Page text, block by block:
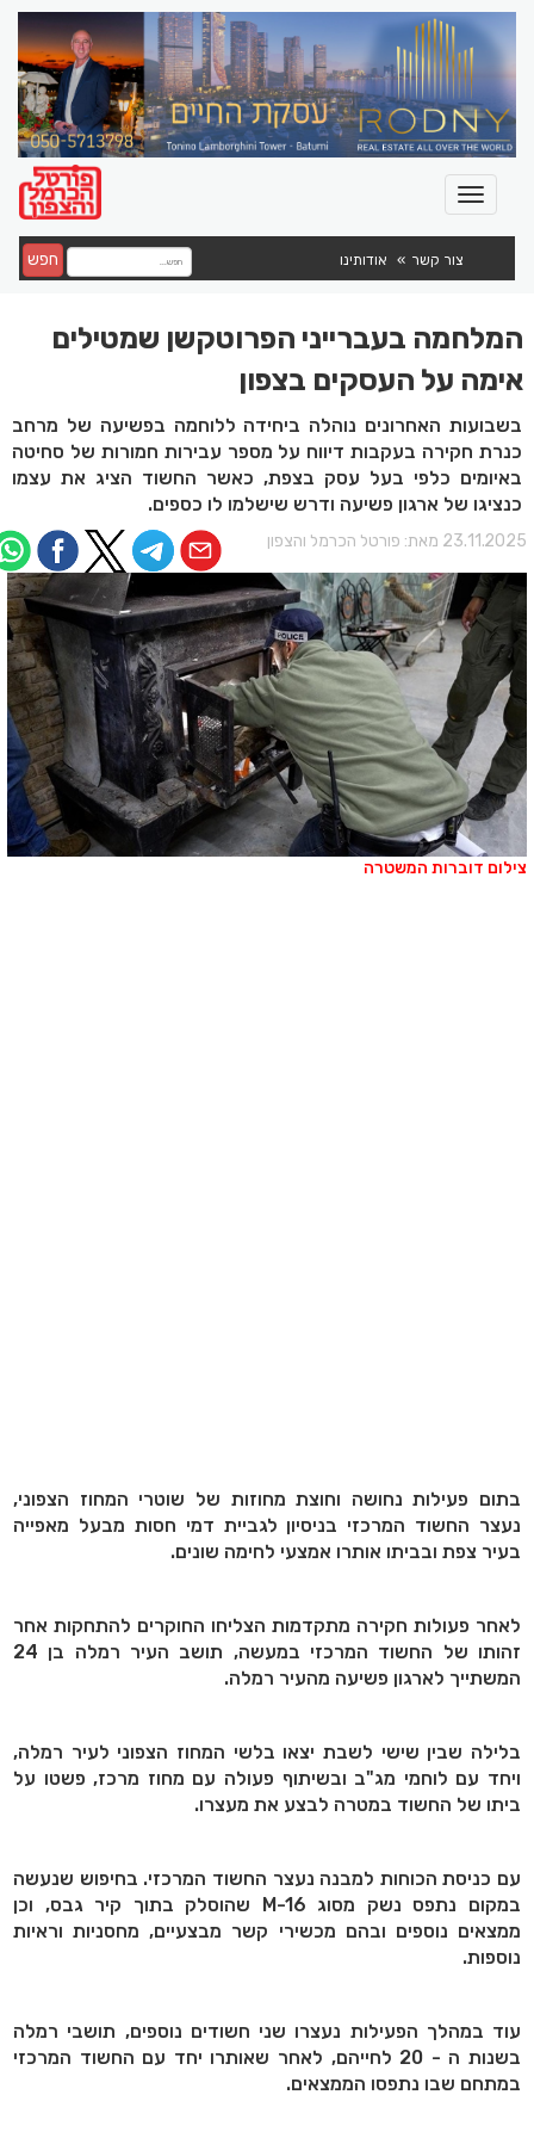
צור קשר אודותינו חפש
המלחמה בעברייני הפרוטקשן שמטילים
אימה על העסקים בצפון
בשבועות האחרונים נוהלה ביחידה ללוחמה בפשיעה של מרחב
כנרת חקירה בעקבות דיווח על מספר עבירות חמורות של סחיטה
באיומים כלפי בעל עסק בצפת, כאשר החשוד הציג את עצמו
כנציגו של ארגון פשיעה ודרש שישלמו לו כספים.
מאת: פורטל הכרמל והצפון
דוברות המשטרה
בתום פעילות נחושה וחוצת מחוזות של שוטרי המחוז הצפוני,
נעצר החשוד המרכזי בניסיון לגביית דמי חסות מבעל מאפייה
בעיר צפת ובביתו אותרו אמצעי לחימה שונים.
לאחר פעולות חקירה מתקדמות הצליחו החוקרים להתחקות אחר
זהותו של החשוד המרכזי במעשה, תושב העיר רמלה בן 24
המשתייך לארגון פשיעה מהעיר רמלה.
בלילה שבין שישי לשבת יצאו בלשי המחוז הצפוני לעיר רמלה,
ויחד עם לוחמי מג"ב ובשיתוף פעולה עם מחוז מרכז, פשטו על
ביתו של החשוד במטרה לבצע את מעצרו.
עם כניסת הכוחות למבנה נעצר החשוד המרכזי. בחיפוש שנעשה
במקום נתפס נשק מסוג M-16 שהוסלק בתוך קיר גבס, וכן
ממצאים נוספים ובהם מכשירי קשר מבצעיים, מחסניות וראיות
נוספות.
עוד במהלך הפעילות נעצרו שני חשודים נוספים, תושבי רמלה
בשנות ה - 20 לחייהם, לאחר שאותרו יחד עם החשוד המרכזי
במתחם שבו נתפסו הממצאים.